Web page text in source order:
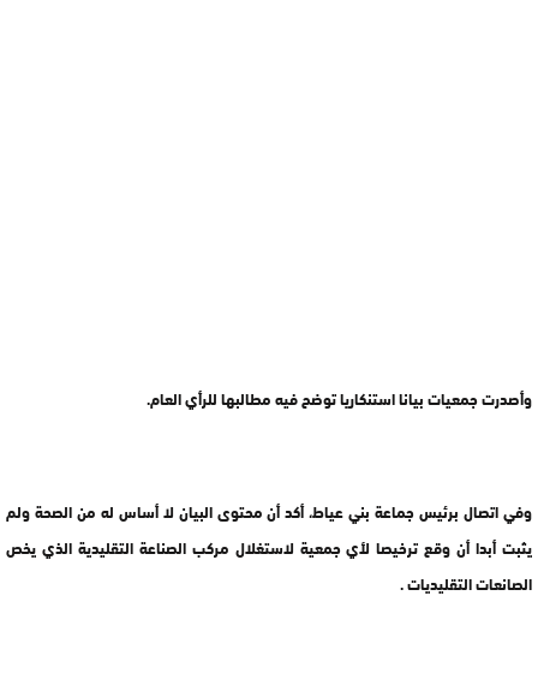
وأصدرت جمعيات بيانا استنكاريا توضح فيه مطالبها للرأي العام.
وفي اتصال برئيس جماعة بني عياط، أكد أن محتوى البيان لا أساس له من الصحة ولم
يثبت أبدا أن وقع ترخيصا لأي جمعية لاستغلال مركب الصناعة التقليدية الذي يخص
الصانعات التقليديات .